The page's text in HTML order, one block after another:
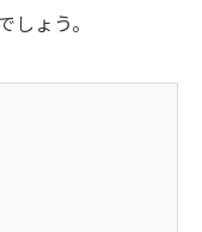
しょう。